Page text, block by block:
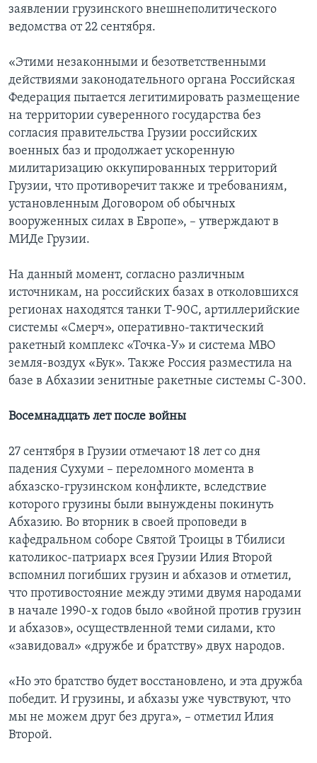
заявлении грузинского внешнеполитического
ведомства от 22 сентября.
«Этими незаконными и безответственными
действиями законодательного органа Российская
Федерация пытается легитимировать размещение
на территории суверенного государства без
согласия правительства Грузии российских
военных баз и продолжает ускоренную
милитаризацию оккупированных территорий
Грузии, что противоречит также и требованиям,
установленным Договором об обычных
вооруженных силах в Европе», – утверждают в
МИДе Грузии.
На данный момент, согласно различным
источникам, на российских базах в отколовшихся
регионах находятся танки Т-90С, артиллерийские
системы «Смерч», оперативно-тактический
ракетный комплекс «Точка-У» и система МВО
земля-воздух «Бук». Также Россия разместила на
базе в Абхазии зенитные ракетные системы С-300.
Восемнадцать лет после войны
27 сентября в Грузии отмечают 18 лет со дня
падения Сухуми – переломного момента в
абхазско-грузинском конфликте, вследствие
которого грузины были вынуждены покинуть
Абхазию. Во вторник в своей проповеди в
кафедральном соборе Святой Троицы в Тбилиси
католикос-патриарх всея Грузии Илия Второй
вспомнил погибших грузин и абхазов и отметил,
что противостояние между этими двумя народами
в начале 1990-х годов было «войной против грузин
и абхазов», осуществленной теми силами, кто
«завидовал» «дружбе и братству» двух народов.
«Но это братство будет восстановлено, и эта дружба
победит. И грузины, и абхазы уже чувствуют, что
мы не можем друг без друга», – отметил Илия
Второй.